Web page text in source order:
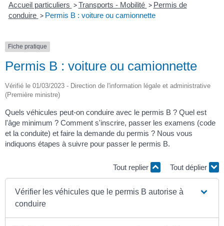
Accueil particuliers > Transports - Mobilité > Permis de
conduire > Permis B : voiture ou camionnette
Fiche pratique
Permis B : voiture ou camionnette
Vérifié le 01/03/2023 - Direction de l'information légale et administrative
(Première ministre)
Quels véhicules peut-on conduire avec le permis B ? Quel est
l'âge minimum ? Comment s'inscrire, passer les examens (code
et la conduite) et faire la demande du permis ? Nous vous
indiquons étapes à suivre pour passer le permis B.
Tout replier Tout déplier
Vérifier les véhicules que le permis B autorise à
conduire